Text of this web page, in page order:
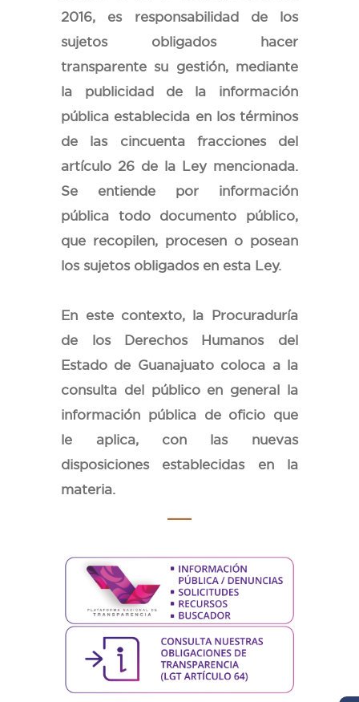
2016, es responsabilidad de los
sujetos obligados hacer
transparente su gestión, mediante
la publicidad de la información
pública establecida en los términos
de las cincuenta fracciones del
artículo 26 de la Ley mencionada.
Se entiende por información
pública todo documento público,
que recopilen, procesen o posean
los sujetos obligados en esta Ley.
En este contexto, la Procuraduría
de los Derechos Humanos del
Estado de Guanajuato coloca a la
consulta del público en general la
información pública de oficio que
le aplica, con las nuevas
disposiciones establecidas en la
materia.